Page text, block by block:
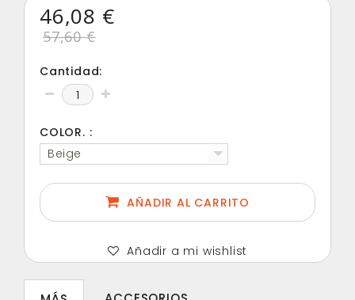
46,08 €
57,60 €
Cantidad:
COLOR. :
Beige
AÑADIR AL CARRITO
Añadir a mi wishlist